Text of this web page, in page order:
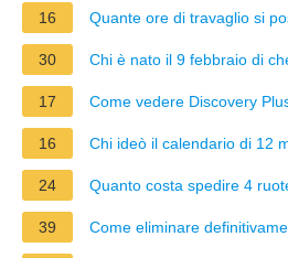
16 Quante ore di travaglio si
30 Chi è nato il 9 febbraio di
17 Come vedere Discovery
16 Chi ideò il calendario di 12
24 Quanto costa spedire 4
39 Come eliminare